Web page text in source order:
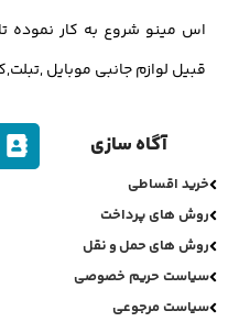
اس مینو شروع به کار نموده
قبیل لوازم جانبی موبایل
آگاه سازی
خرید اقساطی
روش های پرداخت
روش های حمل و نقل
سیاست حریم خصوصی
سیاست مرجوعی